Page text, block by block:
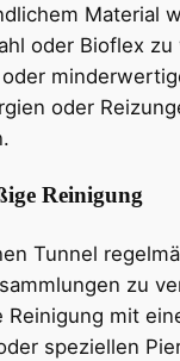
Material
oder Bioflex
oder
Reinigung
Tunnel
zu
Reinigung mit
speziellen